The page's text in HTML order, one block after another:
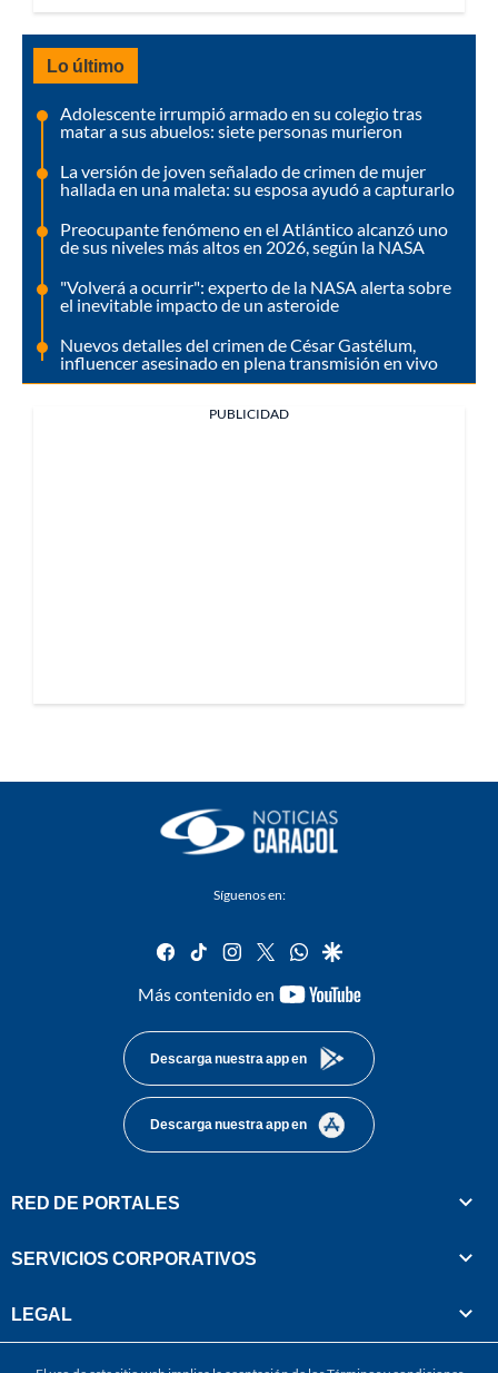
Lo último
Adolescente irrumpió armado en su colegio tras
matar a sus abuelos: siete personas murieron
La versión de joven señalado de crimen de mujer
hallada en una maleta: su esposa ayudó a capturarlo
Preocupante fenómeno en el Atlántico alcanzó uno
de sus niveles más altos en 2026, según la NASA
"Volverá a ocurrir": experto de la NASA alerta sobre
el inevitable impacto de un asteroide
Nuevos detalles del crimen de César Gastélum,
influencer asesinado en plena transmisión en vivo
PUBLICIDAD
Síguenos en:
facebook
tiktok instagram
twitterwhatsapp
google
Más contenido en
youtube-
Descarga nuestra app en
Descarga nuestra app en
RED DE PORTALES
SERVICIOS CORPORATIVOS
LEGAL